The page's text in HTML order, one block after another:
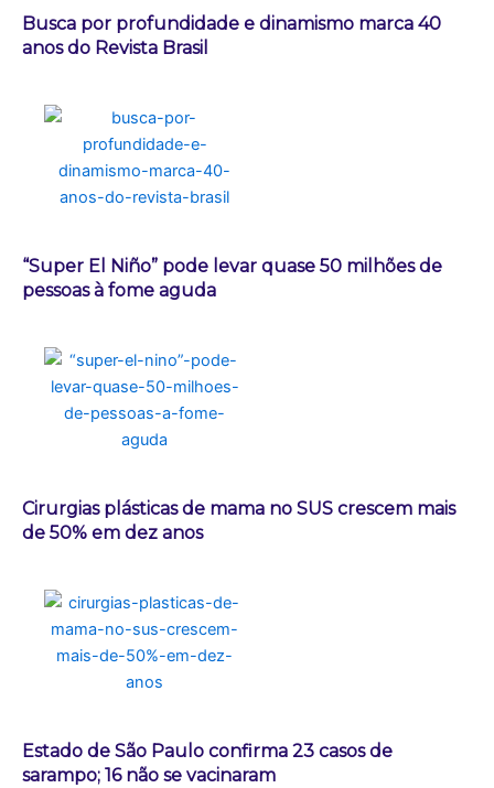
Busca por profundidade e dinamismo marca 40
anos do Revista Brasil
“Super El Niño” pode levar quase 50 milhões de
pessoas à fome aguda
Cirurgias plásticas de mama no SUS crescem mais
de 50% em dez anos
Estado de São Paulo confirma 23 casos de
sarampo; 16 não se vacinaram